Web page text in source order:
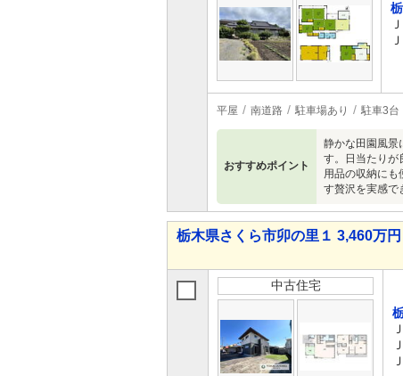
平屋 南道路 駐車場あり 駐車3台
おすすめポイント
静かな田園風景
す。日当たりが
用品の収納にも
す贅沢を実感で
栃木県さくら市卯の里１ 3,460万
中古住宅